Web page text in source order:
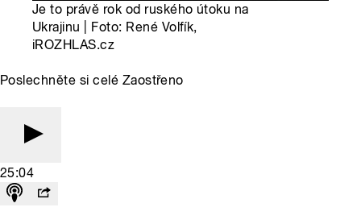
Je to právě rok od ruského útoku na
Ukrajinu | Foto: René Volfík,
iROZHLAS.cz
Poslechněte si celé Zaostřeno
25:04